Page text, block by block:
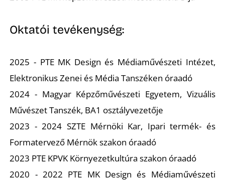
Oktatói tevékenység:
2025 - PTE MK Design és Médiaművészeti Intézet,
Elektronikus Zenei és Média Tanszéken óraadó
2024 - Magyar Képzőművészeti Egyetem, Vizuális
Művészet Tanszék, BA1 osztályvezetője
2023 - 2024 SZTE Mérnöki Kar, Ipari termék- és
Formatervező Mérnök szakon óraadó
2023 PTE KPVK Környezetkultúra szakon óraadó
2020 - 2022 PTE MK Design és Médiaművészeti